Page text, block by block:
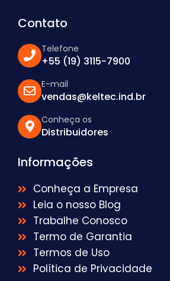
Contato
Telefone
+55 (19) 3115-7900
E-mail
vendas@keltec.ind.br
Conheça os
Distribuidores
Informações
Conheça a Empresa
Leia o nosso Blog
Trabalhe Conosco
Termo de Garantia
Termos de Uso
Política de Privacidade